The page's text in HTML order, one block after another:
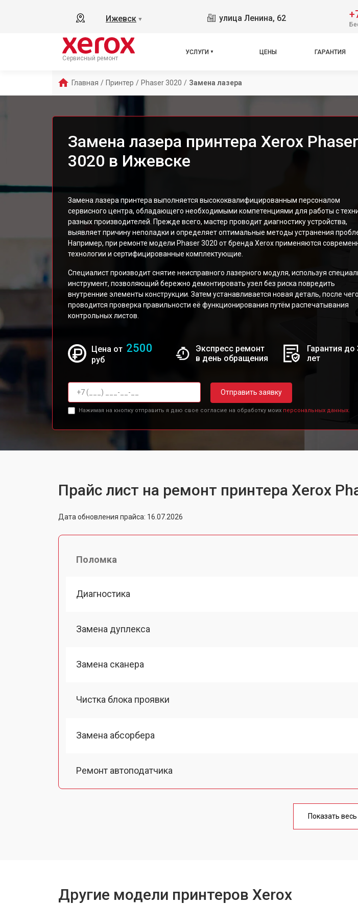
Ижевск ▼ улица Ленина, 62
Сервисный ремонт
УСЛУГИ ЦЕНЫ ГАРАНТИЯ
Главная / Принтер / Phaser 3020 / Замена лазера
Замена лазера принтера Xerox Phaser
3020 в Ижевске
Замена лазера принтера выполняется высококвалифицированным персоналом
сервисного центра, обладающего необходимыми компетенциями для работы с
разных производителей. Прежде всего, мастер проводит диагностику устройства,
выявляет причину неполадки и определяет оптимальные методы устранения
Например, при ремонте модели Phaser 3020 от бренда Xerox применяются
технологии и сертифицированные комплектующие.
Специалист производит снятие неисправного лазерного модуля, используя
инструмент, позволяющий бережно демонтировать узел без риска повредить
внутренние элементы конструкции. Затем устанавливается новая деталь, после чего
проводится проверка правильности её функционирования путём распечатывания
контрольных листов.
Цена от 2500
руб
Экспресс ремонт
в день обращения
Гарантия до
лет
Отправить заявку
Нажимая на кнопку отправить я даю свое согласие на обработку моих персональных данных.
Прайс лист на ремонт принтера Xerox
Дата обновления прайса: 16.07.2026
Поломка
Диагностика
Замена дуплекса
Замена сканера
Чистка блока проявки
Замена абсорбера
Ремонт автоподатчика
Показать
Другие модели принтеров Xerox